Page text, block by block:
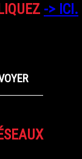
-> ICI.